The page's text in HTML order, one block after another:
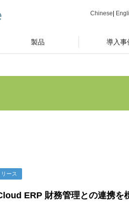
Chinese
製品 導入事
ース
ERP 財務管理との連携を